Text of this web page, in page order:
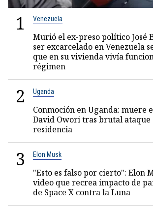
1 Venezuela
Murió el ex-preso político José
ser excarcelado en Venezuela
que en su vivienda vivía
régimen
2 Uganda
Conmoción en Uganda: muere
David Owori tras brutal ataque
residencia
3 Elon Musk
"Esto es falso por cierto": Elon
video que recrea impacto de
de Space X contra la Luna